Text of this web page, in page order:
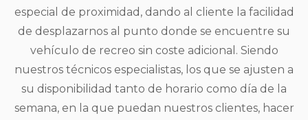
especial de proximidad, dando al cliente la facilidad
de desplazarnos al punto donde se encuentre su
vehículo de recreo sin coste adicional. Siendo
nuestros técnicos especialistas, los que se ajusten a
su disponibilidad tanto de horario como día de la
semana, en la que puedan nuestros clientes, hacer